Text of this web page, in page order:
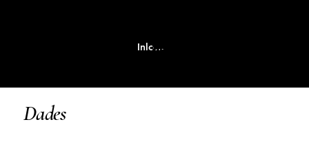
Inloggen
MENU
Dades